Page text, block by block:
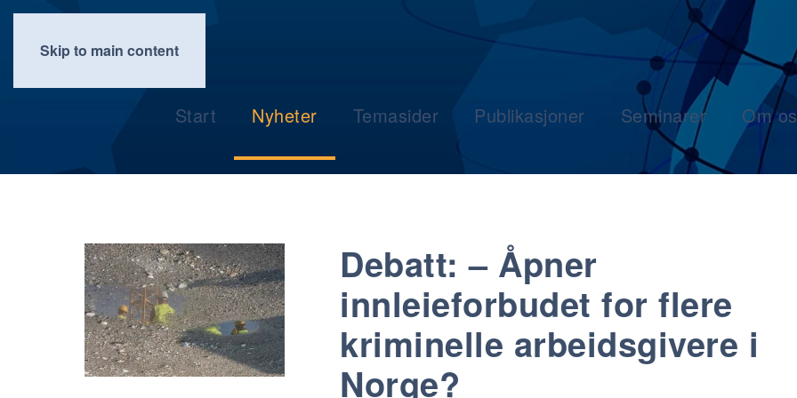
Skip to main content
Start Nyheter Temasider Publikasjoner Seminarer Om
Debatt: – Åpner
innleieforbudet for flere
kriminelle arbeidsgivere i
Norge?